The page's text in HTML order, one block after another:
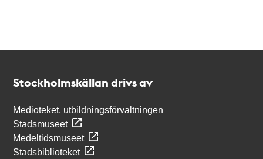
Stockholmskällan drivs av
Medioteket, utbildningsförvaltningen
Stadsmuseet
Medeltidsmuseet
Stadsbiblioteket